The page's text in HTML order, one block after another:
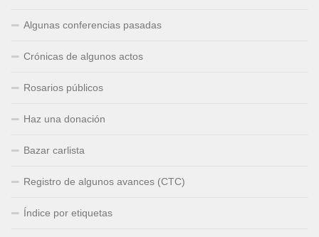
Algunas conferencias pasadas
Crónicas de algunos actos
Rosarios públicos
Haz una donación
Bazar carlista
Registro de algunos avances (CTC)
Índice por etiquetas